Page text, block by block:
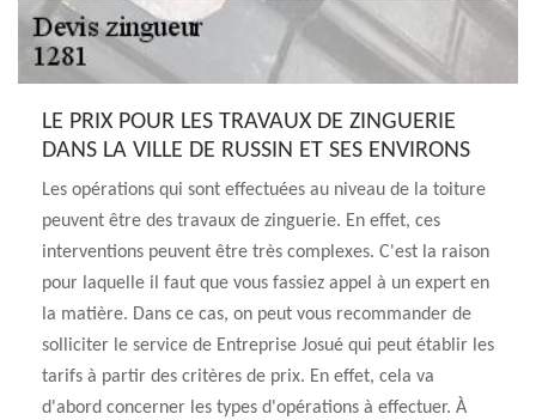
LE PRIX POUR LES TRAVAUX DE ZINGUERIE
DANS LA VILLE DE RUSSIN ET SES ENVIRONS
Les opérations qui sont effectuées au niveau de la toiture
peuvent être des travaux de zinguerie. En effet, ces
interventions peuvent être très complexes. C'est la raison
pour laquelle il faut que vous fassiez appel à un expert en
la matière. Dans ce cas, on peut vous recommander de
solliciter le service de Entreprise Josué qui peut établir les
tarifs à partir des critères de prix. En effet, cela va
d'abord concerner les types d'opérations à effectuer. À